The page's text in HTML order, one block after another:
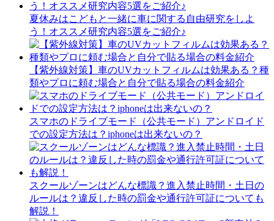
夏休みはこどもと一緒に車に関する自由研究をしよ
う！オススメ研究内容5選をご紹介♪
【紫外線対策】車のUVカットフィルムは効果ある？種
類やプロに頼む場合と自分で貼る場合の料金紹介
スマホのドライブモード（公共モード）アンドロイド
での設定方法は？iphoneは出来ないの？
スクールゾーンはどんな標識？進入禁止時間・土日の
ルールは？違反した時の罰金や通行許可証についても
解説！